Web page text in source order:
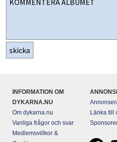
INFORMATION OM
DYKARNA.NU
Om dykarna.nu
Vanliga frågor och svar
Medlemsvillkor &
Länka till